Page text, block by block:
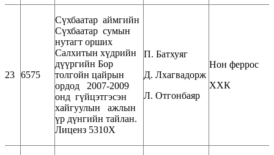
23 6575
Сүхбаатар аймгийн
Сүхбаатар сумын
нутагт орших
Салхитын хүдрийн
дүүргийн Бор
толгойн цайрын
ордод 2007-2009
онд гүйцэтгэсэн
хайгуулын ажлын
үр дүнгийн тайлан.
Лиценз 5310Х
П. Батхуяг
Д. Лхагвадорж
Л. Отгонбаяр
Нон феррос
ХХК